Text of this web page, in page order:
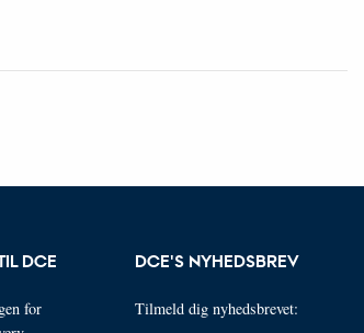
DCE
for
DCE'S NYHEDSBREV
Tilmeld dig nyhedsbrevet: